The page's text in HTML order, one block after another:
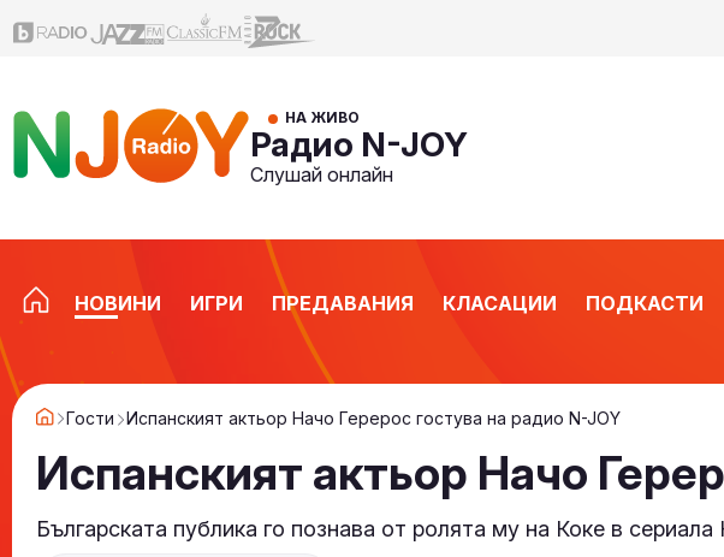
НА ЖИВО
Радио N-JOY
Слушай онлайн
НОВИНИ ИГРИ ПРЕДАВАНИЯ КЛАСАЦИИ ПОДКАСТИ
Гости Испанският актьор Начо Герерос гостува на радио N-JOY
Испанският актьор Начо
Българската публика го познава от ролята му на Коке в